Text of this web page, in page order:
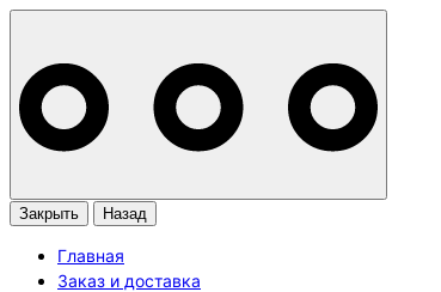
Закрыть Назад
Главная
Заказ и доставка